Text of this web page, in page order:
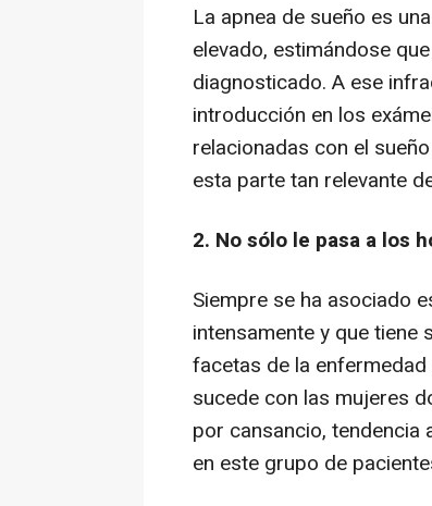
La apnea de sueño es
elevado, estimándose
diagnosticado. A ese
introducción en los
relacionadas con el
esta parte tan relevante
2. No sólo le pasa a los
Siempre se ha asociado
intensamente y que tiene
facetas de la
sucede con las mujeres
por cansancio,
en este grupo de